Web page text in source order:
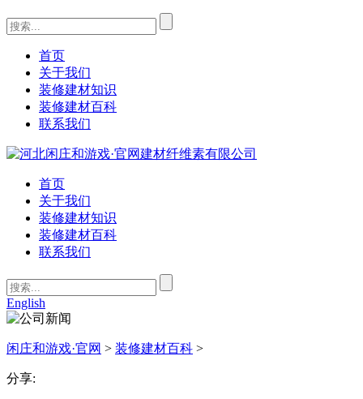
首页
关于我们
装修建材知识
装修建材百科
联系我们
首页
关于我们
装修建材知识
装修建材百科
联系我们
English
闲庄和游戏·官网 > 装修建材百科 >
分享: